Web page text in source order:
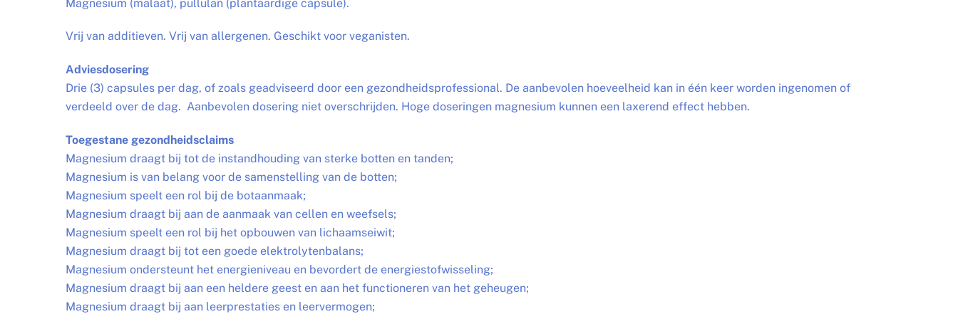
Magnesium (malaat), pullulan (plantaardige capsule).
Vrij van additieven. Vrij van allergenen. Geschikt voor veganisten.
Adviesdosering
Drie (3) capsules per dag, of zoals geadviseerd door een gezondheidsprofessional. De aanbevolen hoeveelheid kan in één keer worden ingenomen of
verdeeld over de dag. Aanbevolen dosering niet overschrijden. Hoge doseringen magnesium kunnen een laxerend effect hebben.
Toegestane gezondheidsclaims
Magnesium draagt bij tot de instandhouding van sterke botten en tanden;
Magnesium is van belang voor de samenstelling van de botten;
Magnesium speelt een rol bij de botaanmaak;
Magnesium draagt bij aan de aanmaak van cellen en weefsels;
Magnesium speelt een rol bij het opbouwen van lichaamseiwit;
Magnesium draagt bij tot een goede elektrolytenbalans;
Magnesium ondersteunt het energieniveau en bevordert de energiestofwisseling;
Magnesium draagt bij aan een heldere geest en aan het functioneren van het geheugen;
Magnesium draagt bij aan leerprestaties en leervermogen;